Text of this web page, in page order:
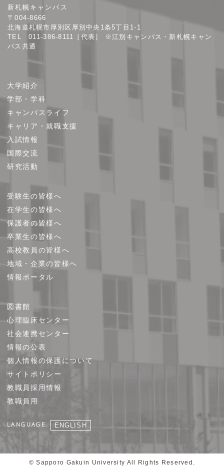
大
学
新札幌キャンパス
〒004-8666
北海道札幌市厚別区厚別中央1条5丁目1-1
TEL 011-386-8111［代表］ ※江別キャンパス・新札幌キャン
パス共通
ト
プ
大学紹介
学部・学科
キャンパスライフ
キャリア・就職支援
入試情報
国際交流
研究活動
受験生の皆様へ
在学生の皆様へ
保護者の皆様へ
卒業生の皆様へ
高校教員の皆様へ
地域・企業の皆様へ
情報ポータル
図書館
心理臨床センター
社会連携センター
情報の公表
個人情報の保護について
サイトポリシー
教職員採用情報
教職員用
LANGUAGE ENGLISH
© Sapporo Gakuin University All Rights Reserved.